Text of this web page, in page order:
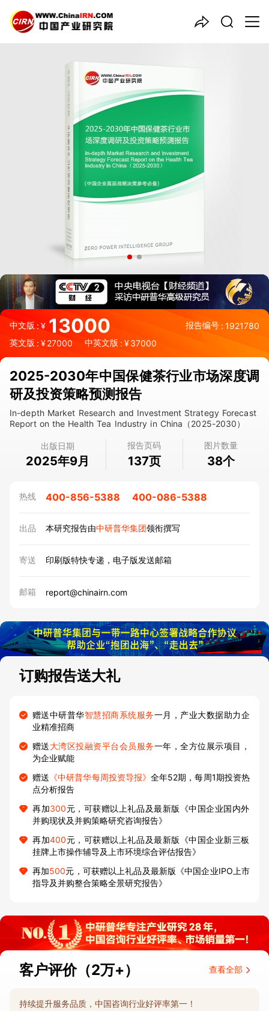
中文版:¥ 13000 报告编号 : 1921780
英文版 : ¥27000 中英文版 : ¥37000
2025-2030年中国保健茶行业市场深度调
研及投资策略预测报告
In-depth Market Research and Investment Strategy Forecast
Report on the Health Tea Industry in China（2025-2030）
出版日期
2025年9月
报告页码
137页
图片数量
38个
热线 400-856-5388 400-086-5388
出品 本研究报告由中研普华集团领衔撰写
寄送 印刷版特快专递，电子版发送邮箱
邮箱 report@chinairn.com
订购报告送大礼
赠送中研普华智慧招商系统服务一月，产业大数据助力企
业精准招商
赠送大湾区投融资平台会员服务一年，全方位展示项目，
为企业赋能
赠送 《中研普华每周投资导报》全年52期，每周1期投资热
点分析报告
再加300元，可获赠以上礼品及最新版《中国企业国内外
并购现状及并购策略研究咨询报告》
再加400元，可获赠以上礼品及最新版《中国企业新三板
挂牌上市操作辅导及上市环境综合评估报告》
再加500元，可获赠以上礼品及最新版《中国企业IPO上市
指导及并购整合策略全景研究报告》
客户评价（2万+） 查看全部
持续提升服务品质，中国咨询行业好评率第一！
中国产业咨询领导者
2025-2030年中国
业市场深度调研及投资策略预
测报告
品质保障，一年免费更新维护
出版日期：2025年9月
《2025-2030年中国保健茶行业市场深度调研及投资策略预测报
告》由中研普华保健茶行业分析专家领衔撰写，主要分析了保健茶
行业的市场规模、发展现状与投资前景，同时对保健茶行业的未来
发展做出科学的趋势预测和专业的保健茶行业数据分析，帮助客户
评估保健茶行业投资价值。
27年研究经验，深度洞察行业驱动力
多元化、高学历的实战型精英团队